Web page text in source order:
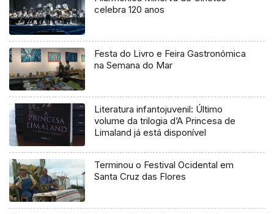
celebra 120 anos
Festa do Livro e Feira Gastronómica
na Semana do Mar
Literatura infantojuvenil: Último
volume da trilogia d’A Princesa de
Limaland já está disponível
Terminou o Festival Ocidental em
Santa Cruz das Flores